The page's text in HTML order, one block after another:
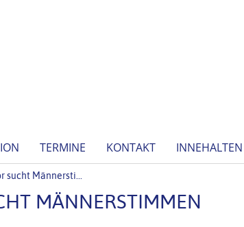
TERMINE KONTAKT INNEHALTEN
sucht Männersti...
MÄNNERSTIMMEN